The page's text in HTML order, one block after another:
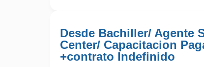
Desde Bachiller/ Agente
Center/ Capacitacion
+contrato Indefinido